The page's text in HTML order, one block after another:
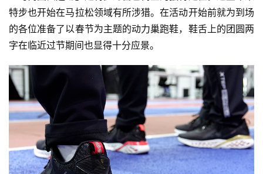
特步也开始在马拉松领域有所涉猎。在活动开始前就为到场
的各位准备了以春节为主题的动力巢跑鞋，鞋舌上的团圆两
字在临近过节期间也显得十分应景。